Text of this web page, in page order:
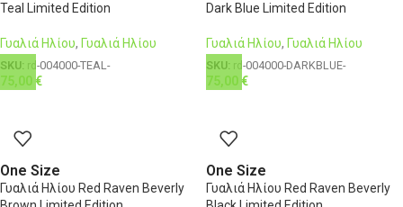
Teal Limited Edition
Γυαλιά Ηλίου, Γυαλιά Ηλίου
SKU: rd-004000-TEAL-
75,00 €
Dark Blue Limited Edition
Γυαλιά Ηλίου, Γυαλιά Ηλίου
SKU: rd-004000-DARKBLUE-
75,00 €
One Size
Γυαλιά Ηλίου Red Raven Beverly
One Size
Γυαλιά Ηλίου Red Raven Beverly